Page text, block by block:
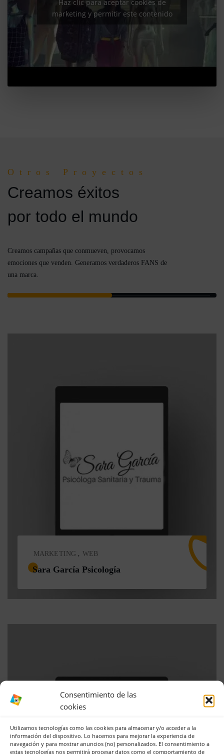
Consentimiento de las
cookies
Utilizamos tecnologías como las cookies para almacenar y/o acceder a la
información del dispositivo. Lo hacemos para mejorar la experiencia de
navegación y para mostrar anuncios (no) personalizados. El consentimiento a
estas tecnologías nos permitirá procesar datos como el comportamiento de
Haz clic para aceptar cookies de
marketing y permitir este contenido
Otros Proyectos
Creamos éxitos
por todo el mundo
Creamos campañas que conmueven, provocamos
emociones que venden. Generamos verdaderos FANS de
una marca.
MARKETING , WEB
Sara García Psicología